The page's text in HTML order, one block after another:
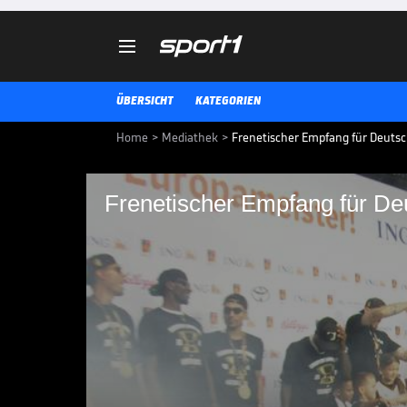

ÜBERSICHT KATEGORIEN
Home > Mediathek > Frenetischer Empfang für
Frenetischer Empfang für
Frenetischer
In Frankfurt werden
Fans sind sich einig: Dennis
Basketball auf die nächste Stufe
BASKETBALL-EM